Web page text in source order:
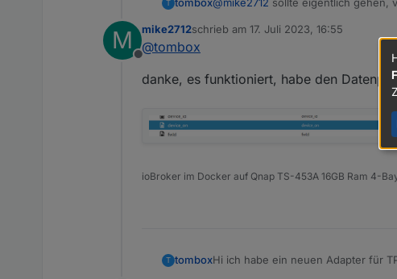
T tombox@mike2712 sollte eigentlich gehen,
M
Offline
mike2712schrieb am 17. Juli 2023, 16:55
zuletzt editiert von
@tombox
danke, es funktioniert, habe den
ioBroker im Docker auf Qnap TS-453A 16GB Ram 4-
T tombox
Hi